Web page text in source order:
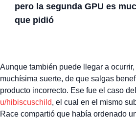
pero la segunda GPU es
que pidió
Aunque también puede llegar a
muchísima suerte, de que salgas
producto incorrecto. Ese fue el caso
u/hibiscuschild, el cual en el mismo
Race compartió que había ordenado